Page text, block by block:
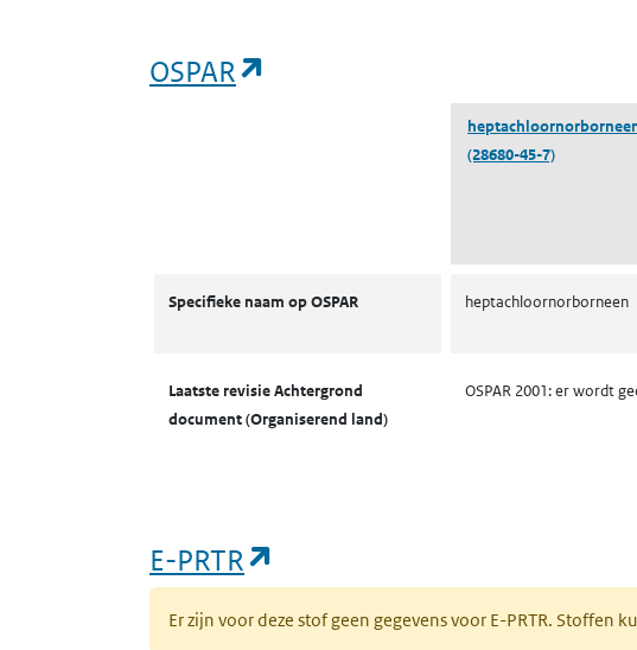
OSPAR
(28680-45-7)
Specifieke naam op OSPAR heptachloornorborneen
Laatste revisie Achtergrond
document (Organiserend land)
OSPAR 2001: er wordt
E-PRTR
Er zijn voor deze stof geen gegevens voor E-PRTR.